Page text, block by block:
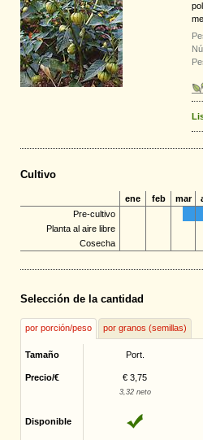
Cultivo
ene feb mar
Pre-cultivo
Planta al aire libre
Cosecha
Selección de la cantidad
por porción/peso por granos (semillas)
Tamaño Port.
Precio/€ € 3,75
3,32 neto
Disponible